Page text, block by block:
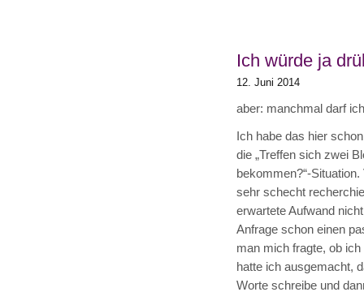
Ich würde ja
12. Juni 2014
aber: manchmal darf
Ich habe das hier
die „Treffen sich zwei
bekommen?“-
sehr schecht
erwartete Aufwand
Anfrage schon einen
man mich fragte, ob
hatte ich ausgemacht,
Worte schreibe und